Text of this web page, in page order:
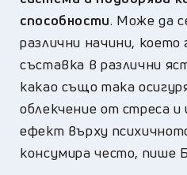
способности. Може да
различни начини, което
съставка в различни
какао също така
облекчение от стреса
ефект върху
консумира често, пише